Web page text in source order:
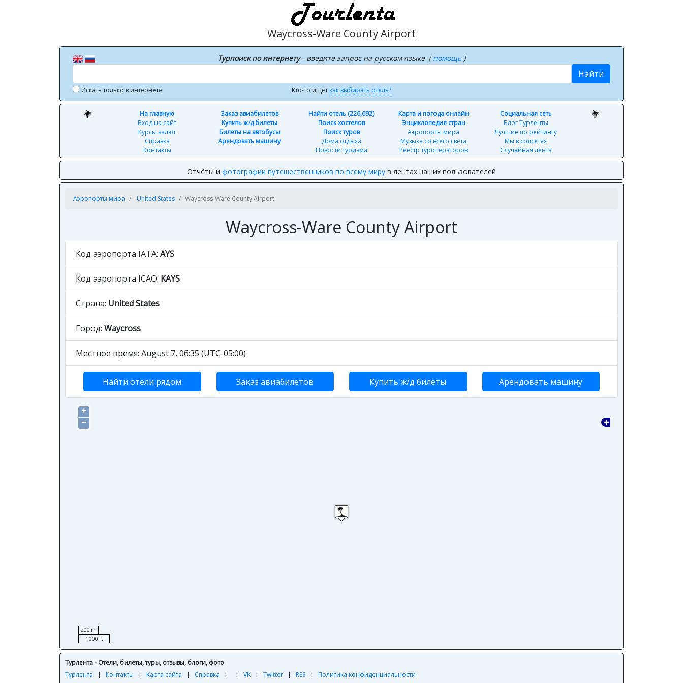
Waycross-Ware County Airport
Турпоиск по интернету- введите запрос на русском языке (помощь )
Найти
Искать только в интернете Кто-то ищет как выбирать отель?
На главную
Вход на сайт
Курсы валют
Справка
Контакты
Заказ авиабилетов
Купить ж/д билеты
Билеты на автобусы
Арендовать машину
Найти отель (226,692)
Поиск хостелов
Поиск туров
Дома отдыха
Новости туризма
Карта и погода онлайн
Энциклопедия стран
Аэропорты мира
Музыка со всего света
Реестр туроператоров
Социальная сеть
Блог Турленты
Лучшие по рейтингу
Мы в соцсетях
Случайная лента
Отчёты и фотографии путешественников по всему миру в лентах наших пользователей
Аэропорты мира United States Waycross-Ware County Airport
Waycross-Ware County Airport
Код аэропорта IATA: AYS
Код аэропорта ICAO: KAYS
Страна: United States
Город: Waycross
Местное время: August 7, 06:35 (UTC-05:00)
Найти отели рядом Заказ авиабилетов Купить ж/д билеты Арендовать машину
+
−
200 m
1000 ft
Турлента - Отели, билеты, туры, отзывы, блоги, фото
Турлента | Контакты | Карта сайта | Справка | | VK | Twitter | RSS | Политика конфиденциальности